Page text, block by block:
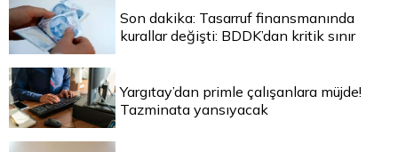
Son dakika: Tasarruf finansmanında
kurallar değişti: BDDK’dan kritik sınır
Yargıtay’dan primle çalışanlara müjde!
Tazminata yansıyacak